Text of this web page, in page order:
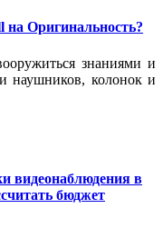
Оригинальность?
знаниями и
наушников, колонок и
видеонаблюдения в
бюджет